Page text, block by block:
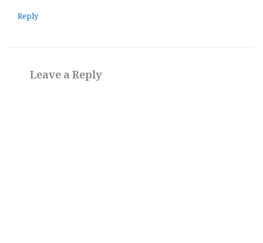
Reply
Leave a Reply